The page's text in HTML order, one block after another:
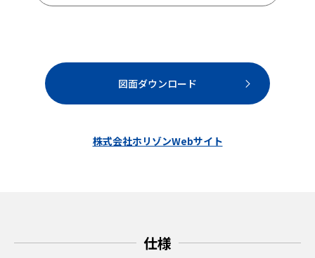
図面ダウンロード
株式会社ホリゾンWebサイト
仕様